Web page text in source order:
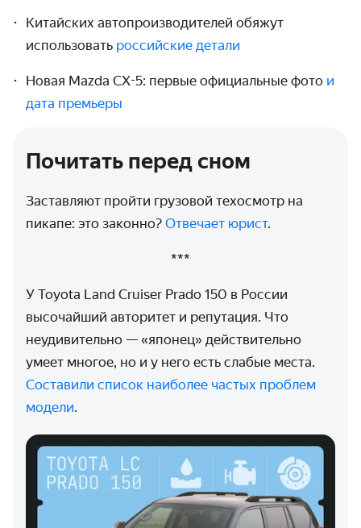
Китайских автопроизводителей обяжут
использовать российские детали
Новая Mazda CX-5: первые официальные фото и
дата премьеры
Почитать перед сном
Заставляют пройти грузовой техосмотр на
пикапе: это законно? Отвечает юрист.
***
У Toyota Land Cruiser Prado 150 в России
высочайший авторитет и репутация. Что
неудивительно — «японец» действительно
умеет многое, но и у него есть слабые места.
Составили список наиболее частых проблем
модели.